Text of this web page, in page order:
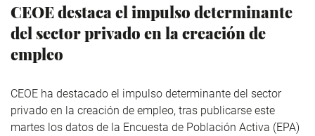
CEOE destaca el impulso determinante
del sector privado en la creación de
empleo
CEOE ha destacado el impulso determinante del sector
privado en la creación de empleo, tras publicarse este
martes los datos de la Encuesta de Población Activa (EPA)